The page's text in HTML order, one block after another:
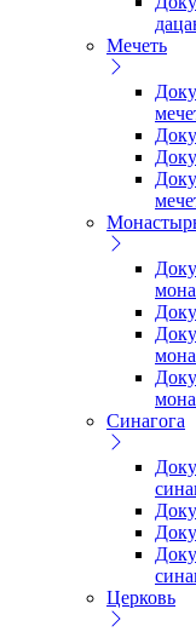
Мечеть
Синагога
Церковь